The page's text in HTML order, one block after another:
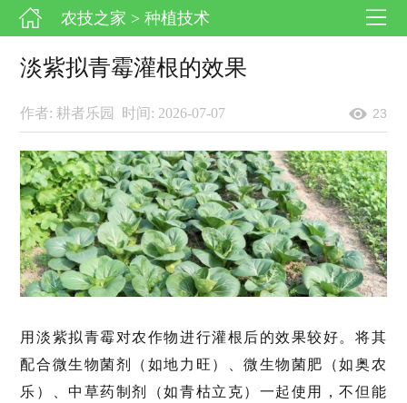
农技之家 > 种植技术
淡紫拟青霉灌根的效果
作者: 耕者乐园 时间: 2026-07-07 23
用淡紫拟青霉对农作物进行灌根后的效果较好。将其
配合微生物菌剂（如地力旺）、微生物菌肥（如奥农
乐）、中草药制剂（如青枯立克）一起使用，不但能